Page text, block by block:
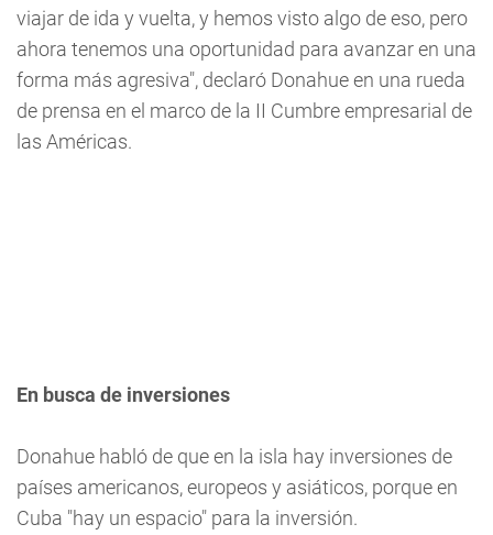
viajar de ida y vuelta, y hemos visto algo de eso, pero
ahora tenemos una oportunidad para avanzar en una
forma más agresiva", declaró Donahue en una rueda
de prensa en el marco de la II Cumbre empresarial de
las Américas.
En busca de inversiones
Donahue habló de que en la isla hay inversiones de
países americanos, europeos y asiáticos, porque en
Cuba "hay un espacio" para la inversión.